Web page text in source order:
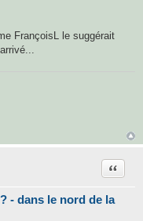
FrançoisL le suggérait
- dans le nord de la